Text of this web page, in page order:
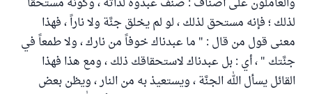
لذلك ؛ فإنه مستحق لذلك ، لو لم يخلق جنَّة ولا ناراً ، فهذا
معنى قول من قال : " ما عبدناك خوفاً من نارك ، ولا طمعاً في
جنَّتك " ، أي : بل عبدناك لاستحقاقك ذلك ، ومع هذا فهذا
القائل يسأل الله الجنَّة ، ويستعيذ به من النار ، ويظن بعض